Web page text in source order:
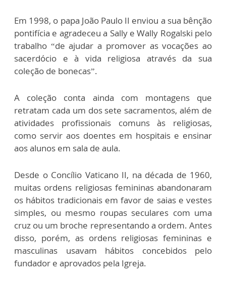
Em 1998, o papa João Paulo II enviou a sua bênção
pontifícia e agradeceu a Sally e Wally Rogalski pelo
trabalho “de ajudar a promover as vocações ao
sacerdócio e à vida religiosa através da sua
coleção de bonecas”.
A coleção conta ainda com montagens que
retratam cada um dos sete sacramentos, além de
atividades profissionais comuns às religiosas,
como servir aos doentes em hospitais e ensinar
aos alunos em sala de aula.
Desde o Concílio Vaticano II, na década de 1960,
muitas ordens religiosas femininas abandonaram
os hábitos tradicionais em favor de saias e vestes
simples, ou mesmo roupas seculares com uma
cruz ou um broche representando a ordem. Antes
disso, porém, as ordens religiosas femininas e
masculinas usavam hábitos concebidos pelo
fundador e aprovados pela Igreja.